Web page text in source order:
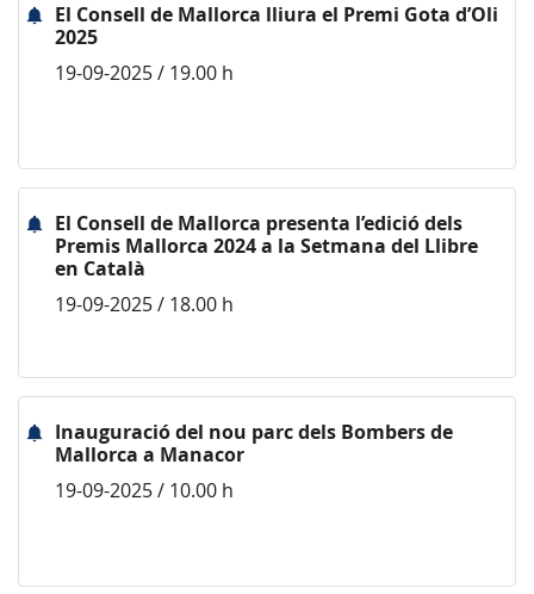
El Consell de Mallorca lliura el Premi Gota d’Oli
2025
19-09-2025 / 19.00 h
El Consell de Mallorca presenta l’edició dels
Premis Mallorca 2024 a la Setmana del Llibre
en Català
19-09-2025 / 18.00 h
Inauguració del nou parc dels Bombers de
Mallorca a Manacor
19-09-2025 / 10.00 h